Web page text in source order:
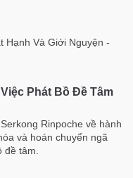
Hạnh Và Giới Nguyện -
Phát Bồ Đề Tâm
Rinpoche về hành
và hoán chuyển ngã
tâm.